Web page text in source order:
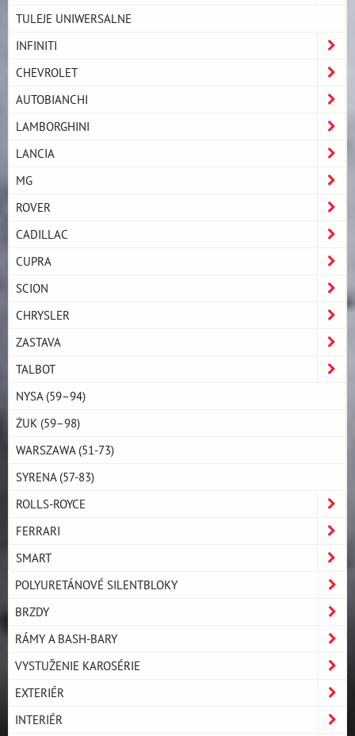
TULEJE UNIWERSALNE
INFINITI
CHEVROLET
AUTOBIANCHI
LAMBORGHINI
LANCIA
MG
ROVER
CADILLAC
CUPRA
SCION
CHRYSLER
ZASTAVA
TALBOT
NYSA (59–94)
ŻUK (59–98)
WARSZAWA (51-73)
SYRENA (57-83)
ROLLS-ROYCE
FERRARI
SMART
POLYURETÁNOVÉ SILENTBLOKY
BRZDY
RÁMY A BASH-BARY
VYSTUŽENIE KAROSÉRIE
EXTERIÉR
INTERIÉR